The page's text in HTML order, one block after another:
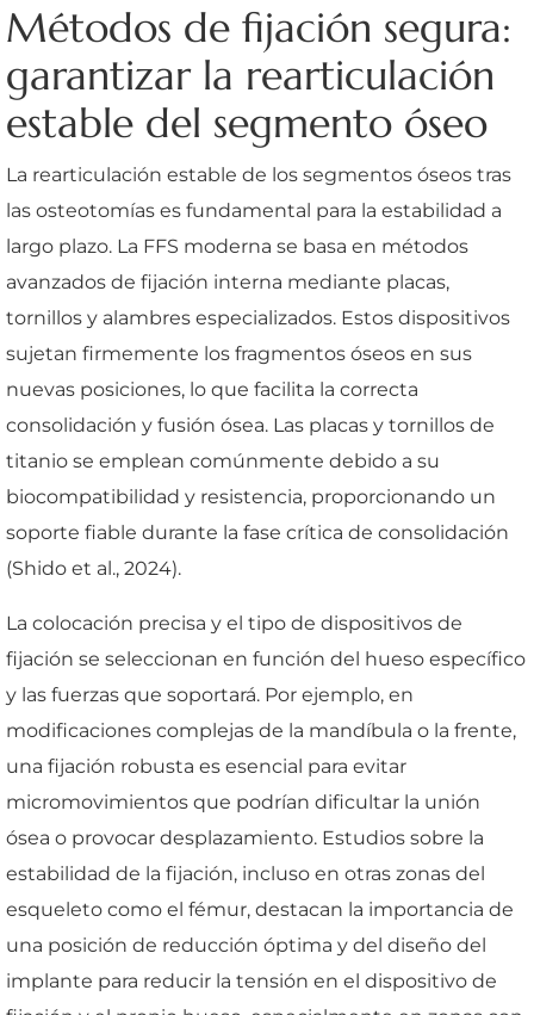
Métodos de fijación segura:
garantizar la rearticulación
estable del segmento óseo
La rearticulación estable de los segmentos óseos tras
las osteotomías es fundamental para la estabilidad a
largo plazo. La FFS moderna se basa en métodos
avanzados de fijación interna mediante placas,
tornillos y alambres especializados. Estos dispositivos
sujetan firmemente los fragmentos óseos en sus
nuevas posiciones, lo que facilita la correcta
consolidación y fusión ósea. Las placas y tornillos de
titanio se emplean comúnmente debido a su
biocompatibilidad y resistencia, proporcionando un
soporte fiable durante la fase crítica de consolidación
(Shido et al., 2024).
La colocación precisa y el tipo de dispositivos de
fijación se seleccionan en función del hueso específico
y las fuerzas que soportará. Por ejemplo, en
modificaciones complejas de la mandíbula o la frente,
una fijación robusta es esencial para evitar
micromovimientos que podrían dificultar la unión
ósea o provocar desplazamiento. Estudios sobre la
estabilidad de la fijación, incluso en otras zonas del
esqueleto como el fémur, destacan la importancia de
una posición de reducción óptima y del diseño del
implante para reducir la tensión en el dispositivo de